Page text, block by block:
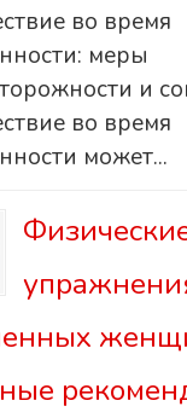
во время
меры
и
во время
может...